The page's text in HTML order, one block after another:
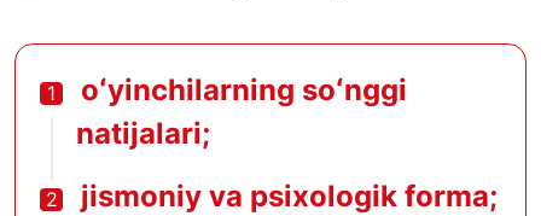
oʻyinchilarning soʻnggi
natijalari;
jismoniy va psixologik forma;